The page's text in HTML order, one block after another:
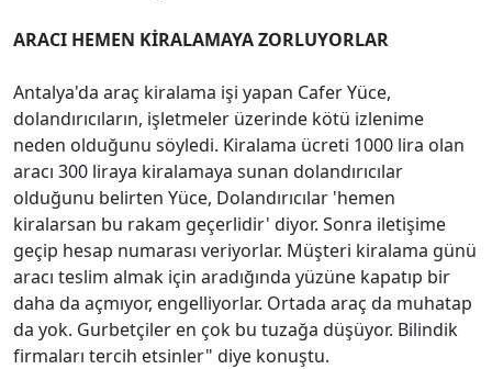
ARACI HEMEN KİRALAMAYA ZORLUYORLAR
Antalya'da araç kiralama işi yapan Cafer Yüce,
dolandırıcıların, işletmeler üzerinde kötü izlenime
neden olduğunu söyledi. Kiralama ücreti 1000 lira olan
aracı 300 liraya kiralamaya sunan dolandırıcılar
olduğunu belirten Yüce, Dolandırıcılar 'hemen
kiralarsan bu rakam geçerlidir' diyor. Sonra iletişime
geçip hesap numarası veriyorlar. Müşteri kiralama günü
aracı teslim almak için aradığında yüzüne kapatıp bir
daha da açmıyor, engelliyorlar. Ortada araç da muhatap
da yok. Gurbetçiler en çok bu tuzağa düşüyor. Bilindik
firmaları tercih etsinler" diye konuştu.